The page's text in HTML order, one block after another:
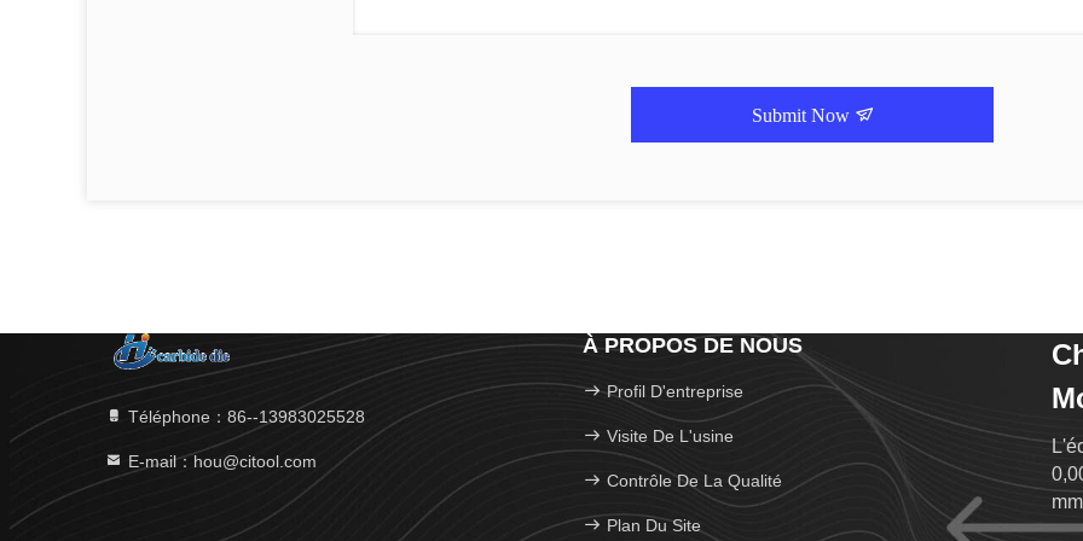
Submit Now
Téléphone：86--13983025528
E-mail：hou@citool.com
À PROPOS DE NOUS
Profil D'entreprise
Visite De L'usine
Contrôle De La Qualité
Plan Du Site